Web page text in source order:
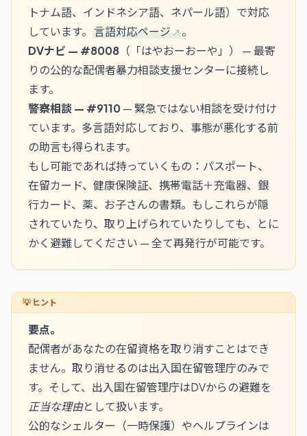
トナム語、インドネシア語、ネパール語）で対応
しています。 言語対応ページ
。
DVナビ — #8008 （「はやおーおーや」） — 最寄
りの公的な配偶者暴力相談支援センターに接続し
ます。
警察相談 — #9110— 緊急ではない相談を受け付け
ています。多言語対応しており、事態が悪化する前
の助言も得られます。
もし可能であれば持っていくもの：パスポート、
在留カード、健康保険証、携帯電話＋充電器、銀
行カード、薬、お子さんの書類。もしこれらが隠
されていたり、取り上げられていたりしても、とに
かく避難してください — 全て再発行が可能です。
要点。
配偶者があなたの在留資格を取り消すことはでき
ません。取り消せるのは出入国在留管理庁のみで
す。そして、出入国在留管理庁はDVからの避難を
正当な理由として扱います。
公的なシェルター（一時保護）やヘルプラインは